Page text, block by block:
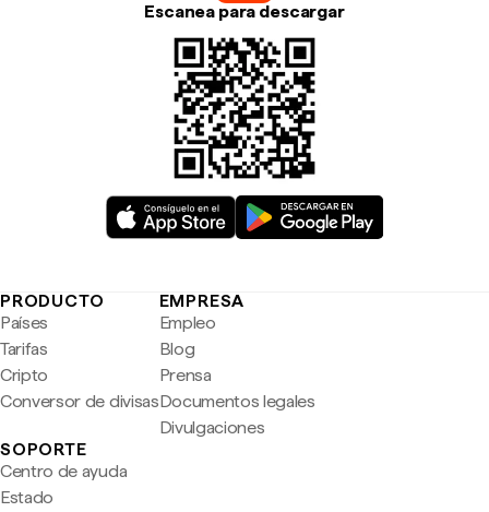
Escanea para descargar
PRODUCTO
Países
Tarifas
Cripto
Conversor de divisas
EMPRESA
Empleo
Blog
Prensa
Documentos legales
Divulgaciones
SOPORTE
Centro de ayuda
Estado